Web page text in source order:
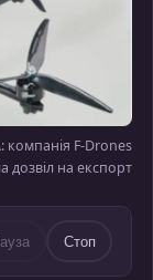
F-Drones
на експорт
Стоп